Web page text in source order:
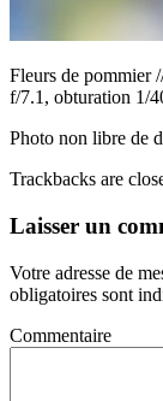
Fleurs de pommier
f/7.1, obturation 1/
Photo non libre de
Trackbacks are
Laisser un
Votre adresse de
obligatoires sont
Commentaire